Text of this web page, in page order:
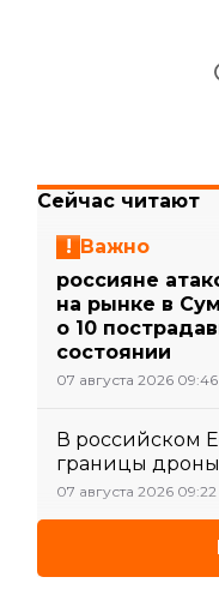
Сейчас читают
Важно
россияне
на рынке в
о 10
состоянии
07 августа 2026 09:46
В российском
границы дроны
07 августа 2026 09:22